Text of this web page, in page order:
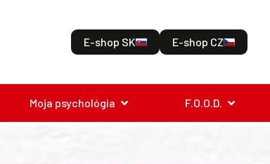
E-shop SK E-shop CZ
Moja psychológia F.O.O.D.